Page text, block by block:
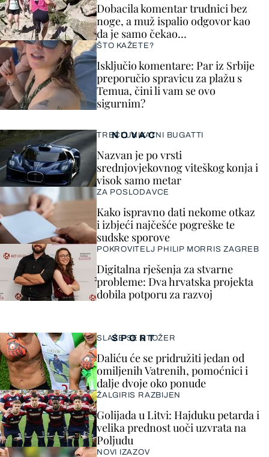
Dobacila komentar trudnici bez
noge, a muž ispalio odgovor kao
da je samo čekao…
ŠTO KAŽETE?
Isključio komentare: Par iz Srbije
preporučio spravicu za plažu s
Temua, čini li vam se ovo
sigurnim?
SPORT
SLAŽE SE STOŽER
Daliću će se pridružiti jedan od
omiljenih Vatrenih, pomoćnici i
dalje dvoje oko ponude
ŽALGIRIS RAZBIJEN
Golijada u Litvi: Hajduku petarda i
velika prednost uoči uzvrata na
Poljudu
NOVI IZAZOV
NOVAC
TREĆI UNIKATNI BUGATTI
Nazvan je po vrsti
srednjovjekovnog viteškog konja i
visok samo metar
ZA POSLODAVCE
Kako ispravno dati nekome otkaz
i izbjeći najčešće pogreške te
sudske sporove
POKROVITELJ PHILIP MORRIS ZAGREB
Digitalna rješenja za stvarne
probleme: Dva hrvatska projekta
dobila potporu za razvoj